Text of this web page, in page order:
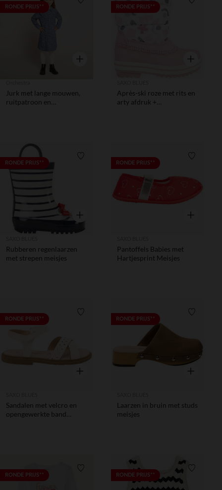
RONDE PRIJS** Verlanglijstje.
Snel overzicht
Jurk met lange mouwen,
ruitpatroon en
RONDE PRIJS**
Snel
Après-ski roze met rits en
arty afdruk +
RONDE PRIJS** Verlanglijstje.
Snel overzicht
Rubberen regenlaarzen
met strepen meisjes
RONDE PRIJS**
Snel
Pantoffels Babies met
Hartjesprint Meisjes
RONDE PRIJS** Verlanglijstje.
Snel overzicht
Sandalen met velcro en
opengewerkte band
RONDE PRIJS**
Snel
Laarzen in bruin met studs
meisjes
RONDE PRIJS** Verlanglijstje.RONDE PRIJS**